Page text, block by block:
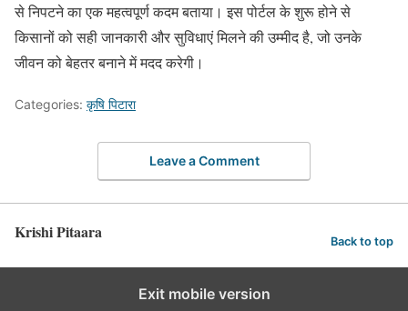
से निपटने का एक महत्वपूर्ण कदम बताया। इस पोर्टल के शुरू होने से
किसानों को सही जानकारी और सुविधाएं मिलने की उम्मीद है, जो उनके
जीवन को बेहतर बनाने में मदद करेगी।
Categories: कृषि पिटारा
Leave a Comment
Krishi Pitaara Back to top
Exit mobile version